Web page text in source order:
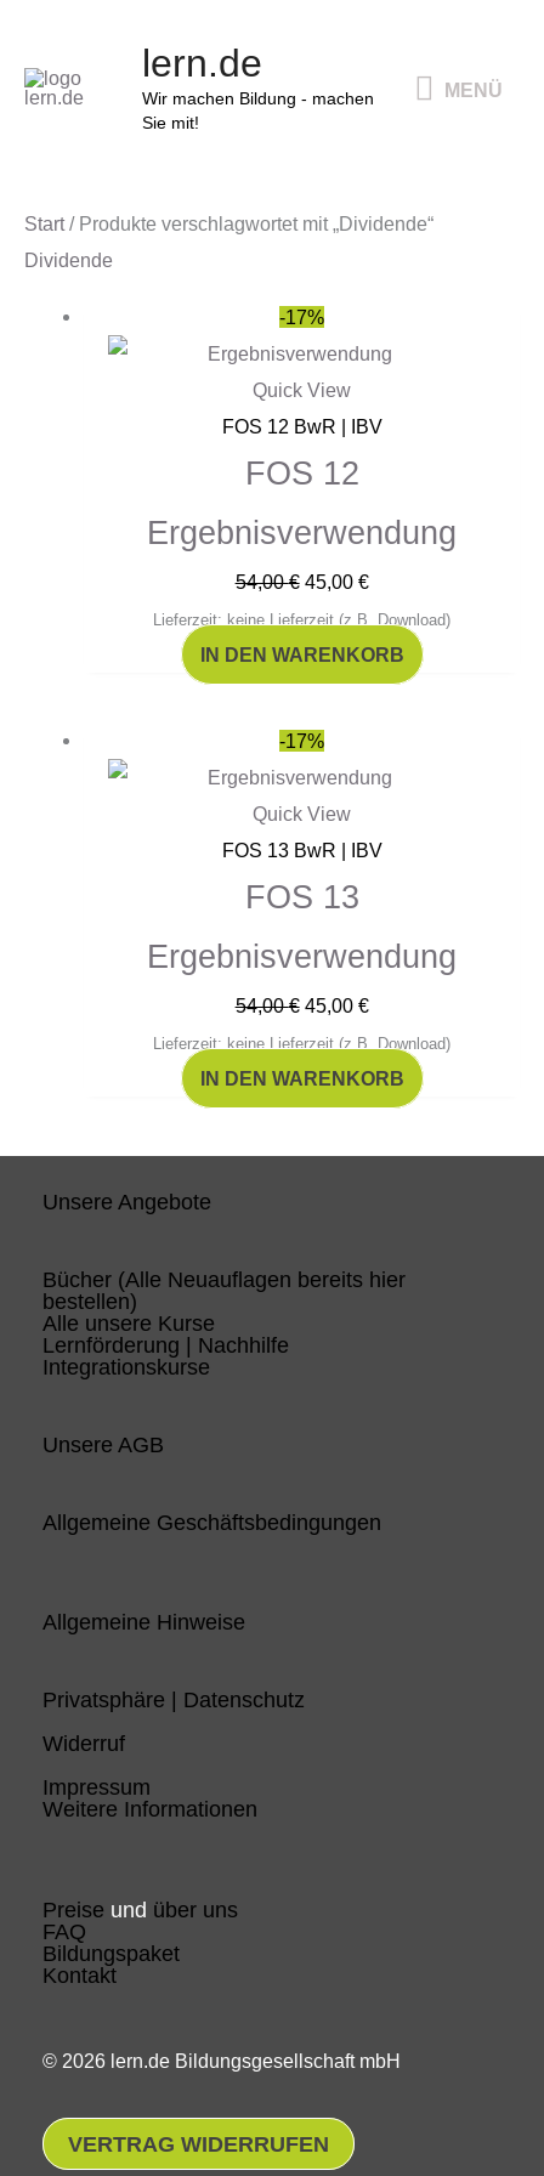
springen
lern.de
Wir machen Bildung - machen
Sie mit!
MENÜ
Start/ Produkte verschlagwortet mit „Dividende“
Dividende
-17%
Quick View
FOS 12 BwR | IBV
FOS 12
Ergebnisverwendung
54,00€
Ursprünglicher
Preis
war:
54,00 €
45,00 €
Preis
45,00 €.
Lieferzeit: keine Lieferzeit (z.B. Download)
IN DEN WARENKORB
-17%
Quick View
FOS 13 BwR | IBV
FOS 13
Ergebnisverwendung
54,00€
Ursprünglicher
Preis
war:
54,00 €
45,00 €
Preis
45,00 €.
Lieferzeit: keine Lieferzeit (z.B. Download)
IN DEN WARENKORB
Unsere Angebote
Bücher (Alle Neuauflagen bereits hier
bestellen)
Alle unsere Kurse
Lernförderung | Nachhilfe
Integrationskurse
Unsere AGB
Allgemeine Geschäftsbedingungen
Allgemeine Hinweise
Privatsphäre | Datenschutz
Widerruf
Impressum
Weitere Informationen
Preise und über uns
FAQ
Bildungspaket
Kontakt
© 2026 lern.de Bildungsgesellschaft mbH
VERTRAG WIDERRUFEN